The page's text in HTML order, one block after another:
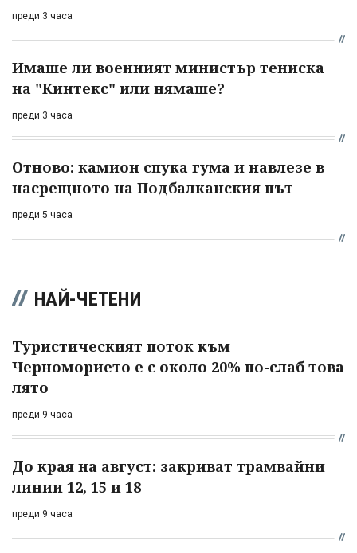
преди 3 часа
Имаше ли военният министър тениска
на "Кинтекс" или нямаше?
преди 3 часа
Отново: камион спука гума и навлезе в
насрещното на Подбалканския път
преди 5 часа
НАЙ-ЧЕТЕНИ
Туристическият поток към
Черноморието е с около 20% по-слаб това
лято
преди 9 часа
До края на август: закриват трамвайни
линии 12, 15 и 18
преди 9 часа